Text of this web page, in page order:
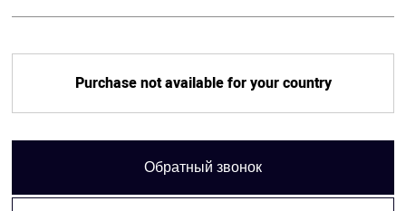
Purchase not available for your country
Обратный звонок